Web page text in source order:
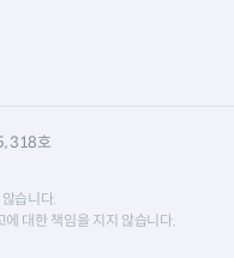
318호
습니다.
대한 책임을 지지 않습니다.